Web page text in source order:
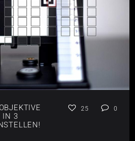
IN 3
25 0